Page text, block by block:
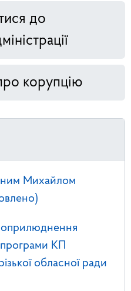
до
корупцію
Михайлом
програми КП
обласної ради